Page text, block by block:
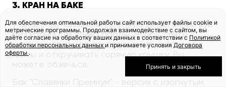
3. КРАН НА БАКЕ
У аналогов "Славянки Премиум" перегонный куб
без крана для слива барды. Чтобы слить
кипящую брагу, придется снимать аппарат с
плиты и откручивать горячую крышку. Вы
можете обжечься.
Бак "Славянки Премиум" - версия с изогнутым
Для обеспечения оптимальной работы сайт использует файлы cookie и
метрические программы. Продолжая взаимодействие с сайтом, вы
даёте согласие на обработку ваших данных в соответствии с Политикой
обработки персональных данныхи принимаете условияДоговора
оферты.
Принять и закрыть